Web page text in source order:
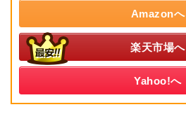
Amazonへ
楽天市場へ
Yahoo!へ